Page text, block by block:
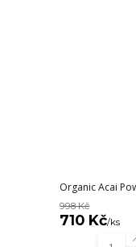
Organic Acai
998 Kč
710 Kč/ks